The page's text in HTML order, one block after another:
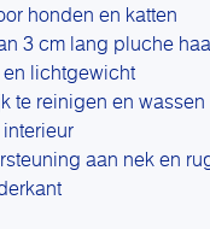
honden en katten
3 cm lang pluche
lichtgewicht
te reinigen en wassen
aan nek en